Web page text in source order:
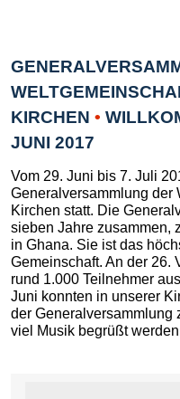
KIRCHEN •
JUNI 2017
Vom 29. Juni bis 7. Juli
Generalversammlung der
Kirchen statt. Die
sieben Jahre zusammen,
in Ghana. Sie ist das
Gemeinschaft. An der 26.
rund 1.000 Teilnehmer
Juni konnten in unserer
der Generalversammlung
viel Musik begrüßt